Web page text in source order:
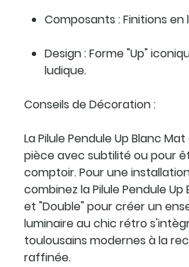
Composants : Finitions
Design : Forme "Up"
ludique.
Conseils de Décoration :
La Pilule Pendule Up Blanc
pièce avec subtilité ou pour
comptoir. Pour une
combinez la Pilule Pendule
et "Double" pour créer un
luminaire au chic rétro
toulousains modernes à la
raffinée.